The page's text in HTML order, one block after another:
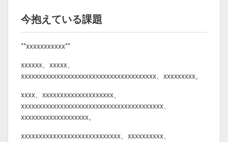
今抱えている課題
**xxxxxxxxxxx**
xxxxxx、xxxxx、
xxxxxxxxxxxxxxxxxxxxxxxxxxxxxxxxxxxxxx、xxxxxxxxx。
xxxx、xxxxxxxxxxxxxxxxxxxx、
xxxxxxxxxxxxxxxxxxxxxxxxxxxxxxxxxxxxxxxx、
xxxxxxxxxxxxxxxxxxx。
xxxxxxxxxxxxxxxxxxxxxxxxxxxx、xxxxxxxxxx、